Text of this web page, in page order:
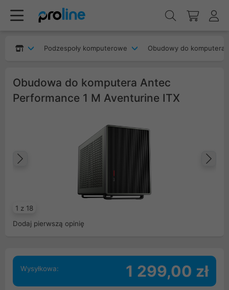
Podzespoły komputerowe Obudowy do komputera
Obudowa do komputera Antec
Performance 1 M Aventurine ITX
1 z 18
Poprzedni
Dodaj pierwszą opinię
Wysyłkowa: 1 299,00 zł